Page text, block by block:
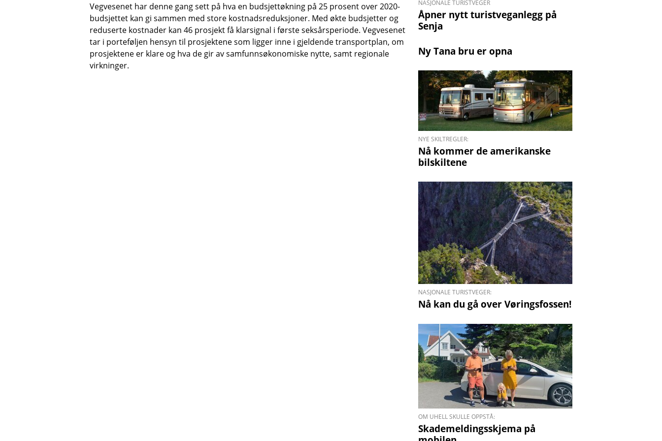
Vegvesenet har denne gang sett på hva en budsjettøkning på 25 prosent over 2020-
budsjettet kan gi sammen med store kostnadsreduksjoner. Med økte budsjetter og
reduserte kostnader kan 46 prosjekt få klarsignal i første seksårsperiode. Vegvesenet
tar i porteføljen hensyn til prosjektene som ligger inne i gjeldende transportplan, om
prosjektene er klare og hva de gir av samfunnsøkonomiske nytte, samt regionale
virkninger.
NASJONALE TURISTVEGER
Åpner nytt turistveganlegg på
Senja
Ny Tana bru er opna
NYE SKILTREGLER:
Nå kommer de amerikanske
bilskiltene
NASJONALE TURISTVEGER:
Nå kan du gå over Vøringsfossen!
OM UHELL SKULLE OPPSTÅ:
Skade­meldings­skjema på